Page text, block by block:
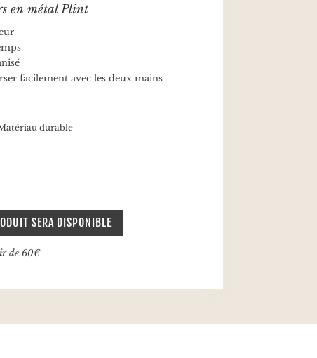
en métal Plint
facilement avec les deux mains
durable
SERA DISPONIBLE
de 60€